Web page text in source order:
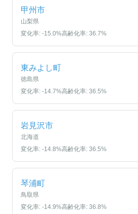
甲州市
山梨県
変化率: -15.0%高齢化率: 36.7%
東みよし町
徳島県
変化率: -14.7%高齢化率: 36.5%
岩見沢市
北海道
変化率: -14.8%高齢化率: 36.5%
琴浦町
鳥取県
変化率: -14.9%高齢化率: 36.8%